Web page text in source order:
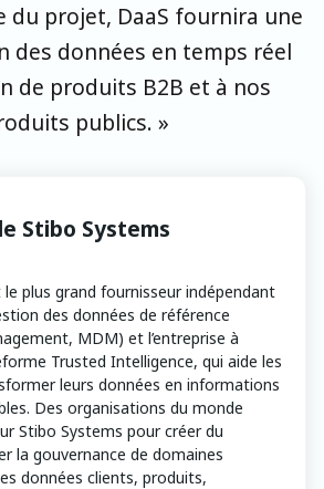
du projet, DaaS fournira une
des données en temps réel
de produits B2B et à nos
publics. »
Stibo Systems
plus grand fournisseur indépendant
des données de référence
MDM) et l’entreprise à
Trusted Intelligence, qui aide les
leurs données en informations
Des organisations du monde
Stibo Systems pour créer du
la gouvernance de domaines
données clients, produits,